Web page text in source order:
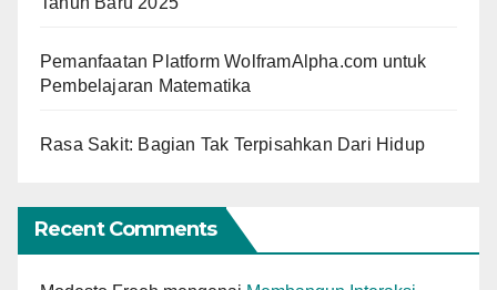
Pemanfaatan Platform WolframAlpha.com untuk
Pembelajaran Matematika
Rasa Sakit: Bagian Tak Terpisahkan Dari Hidup
Recent Comments